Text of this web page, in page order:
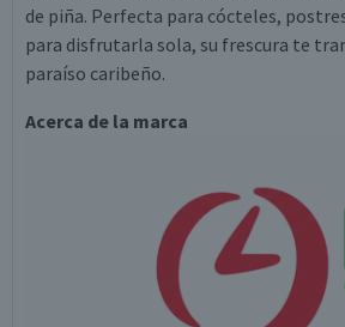
de piña. Perfecta para cócteles,
para disfrutarla sola, su frescura te
paraíso caribeño.
Acerca de la marca